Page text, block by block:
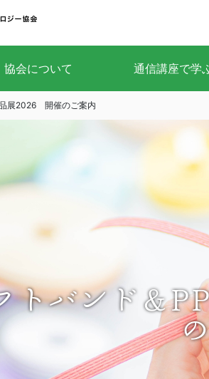
協会について 通信講座で学
展2026 開催のご案内
トバンド＆